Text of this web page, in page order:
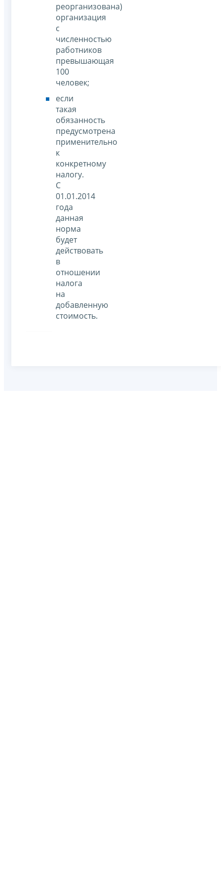
реорганизована)
организация
с
численностью
работников
превышающая
100
человек;
если
такая
обязанность
предусмотрена
применительно
к
конкретному
налогу.
С
01.01.2014
года
данная
норма
будет
действовать
в
отношении
налога
на
добавленную
стоимость.